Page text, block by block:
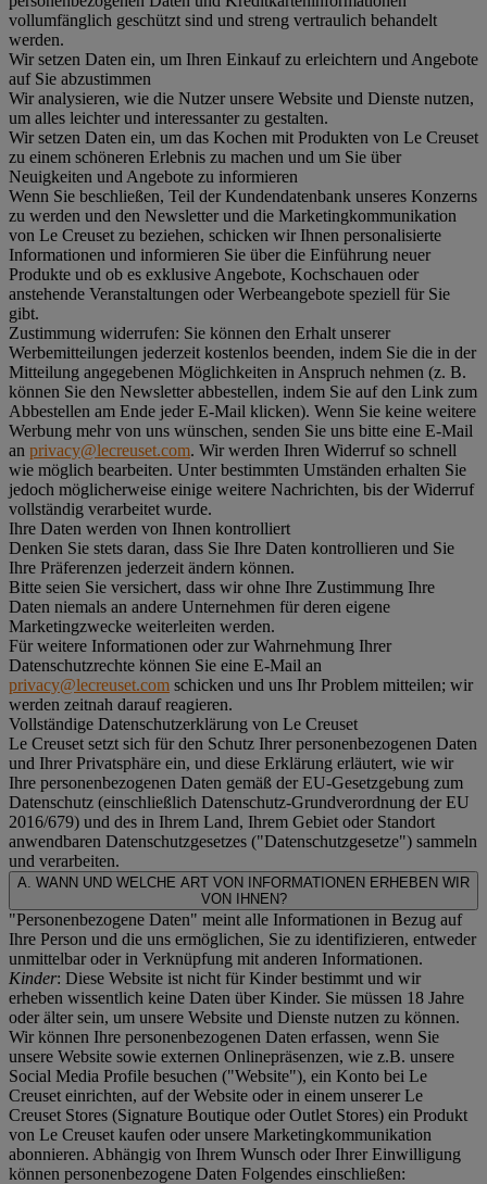
vollumfänglich geschützt sind und streng vertraulich behandelt
werden.
Wir setzen Daten ein, um Ihren Einkauf zu erleichtern und Angebote
auf Sie abzustimmen
Wir analysieren, wie die Nutzer unsere Website und Dienste nutzen,
um alles leichter und interessanter zu gestalten.
Wir setzen Daten ein, um das Kochen mit Produkten von Le Creuset
zu einem schöneren Erlebnis zu machen und um Sie über
Neuigkeiten und Angebote zu informieren
Wenn Sie beschließen, Teil der Kundendatenbank unseres Konzerns
zu werden und den Newsletter und die Marketingkommunikation
von Le Creuset zu beziehen, schicken wir Ihnen personalisierte
Informationen und informieren Sie über die Einführung neuer
Produkte und ob es exklusive Angebote, Kochschauen oder
anstehende Veranstaltungen oder Werbeangebote speziell für Sie
gibt.
Zustimmung widerrufen: Sie können den Erhalt unserer
Werbemitteilungen jederzeit kostenlos beenden, indem Sie die in der
Mitteilung angegebenen Möglichkeiten in Anspruch nehmen (z. B.
können Sie den Newsletter abbestellen, indem Sie auf den Link zum
Abbestellen am Ende jeder E-Mail klicken). Wenn Sie keine weitere
Werbung mehr von uns wünschen, senden Sie uns bitte eine E-Mail
an privacy@lecreuset.com. Wir werden Ihren Widerruf so schnell
wie möglich bearbeiten. Unter bestimmten Umständen erhalten Sie
jedoch möglicherweise einige weitere Nachrichten, bis der Widerruf
vollständig verarbeitet wurde.
Ihre Daten werden von Ihnen kontrolliert
Denken Sie stets daran, dass Sie Ihre Daten kontrollieren und Sie
Ihre Präferenzen jederzeit ändern können.
Bitte seien Sie versichert, dass wir ohne Ihre Zustimmung Ihre
Daten niemals an andere Unternehmen für deren eigene
Marketingzwecke weiterleiten werden.
Für weitere Informationen oder zur Wahrnehmung Ihrer
Datenschutzrechte können Sie eine E-Mail an
privacy@lecreuset.com schicken und uns Ihr Problem mitteilen; wir
werden zeitnah darauf reagieren.
Vollständige Datenschutzerklärung von Le Creuset
Le Creuset setzt sich für den Schutz Ihrer personenbezogenen Daten
und Ihrer Privatsphäre ein, und diese Erklärung erläutert, wie wir
Ihre personenbezogenen Daten gemäß der EU-Gesetzgebung zum
Datenschutz (einschließlich Datenschutz-Grundverordnung der EU
2016/679) und des in Ihrem Land, Ihrem Gebiet oder Standort
anwendbaren Datenschutzgesetzes ("Datenschutzgesetze") sammeln
und verarbeiten.
A. WANN UND WELCHE ART VON INFORMATIONEN ERHEBEN WIR
VON IHNEN?
"Personenbezogene Daten" meint alle Informationen in Bezug auf
Ihre Person und die uns ermöglichen, Sie zu identifizieren, entweder
unmittelbar oder in Verknüpfung mit anderen Informationen.
Kinder: Diese Website ist nicht für Kinder bestimmt und wir
erheben wissentlich keine Daten über Kinder. Sie müssen 18 Jahre
oder älter sein, um unsere Website und Dienste nutzen zu können.
Wir können Ihre personenbezogenen Daten erfassen, wenn Sie
unsere Website sowie externen Onlinepräsenzen, wie z.B. unsere
Social Media Profile besuchen ("Website"), ein Konto bei Le
Creuset einrichten, auf der Website oder in einem unserer Le
Creuset Stores (Signature Boutique oder Outlet Stores) ein Produkt
von Le Creuset kaufen oder unsere Marketingkommunikation
abonnieren. Abhängig von Ihrem Wunsch oder Ihrer Einwilligung
können personenbezogene Daten Folgendes einschließen: